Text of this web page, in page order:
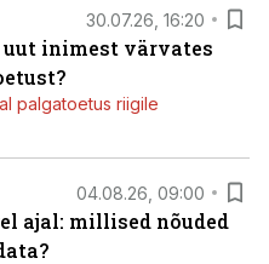
30.07.26, 16:20
inimest värvates
palgatoetus riigile
04.08.26, 09:00
ajal: millised nõuded